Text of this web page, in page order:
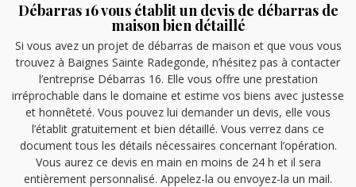
Débarras 16 vous établit un devis de débarras de
maison bien détaillé
Si vous avez un projet de débarras de maison et que vous vous
trouvez à Baignes Sainte Radegonde, n’hésitez pas à contacter
l’entreprise Débarras 16. Elle vous offre une prestation
irréprochable dans le domaine et estime vos biens avec justesse
et honnêteté. Vous pouvez lui demander un devis, elle vous
l’établit gratuitement et bien détaillé. Vous verrez dans ce
document tous les détails nécessaires concernant l’opération.
Vous aurez ce devis en main en moins de 24 h et il sera
entièrement personnalisé. Appelez-la ou envoyez-la un mail.